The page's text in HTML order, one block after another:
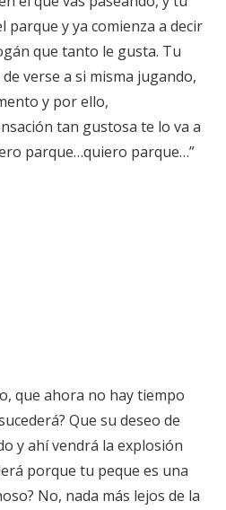
parque y ya comienza a decir
que tanto le gusta. Tu
verse a si misma jugando,
y por ello,
tan gustosa te lo va a
parque…quiero parque…”
que ahora no hay tiempo
Que su deseo de
y ahí vendrá la explosión
porque tu peque es una
No, nada más lejos de la